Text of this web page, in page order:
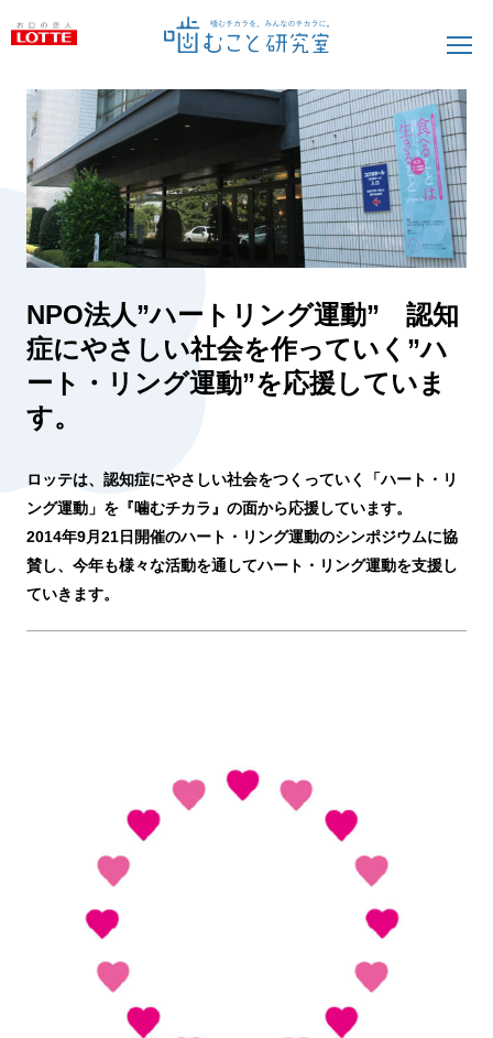
NPO法人”ハートリング運動” 認知
症にやさしい社会を作っていく”ハ
ート・リング運動”を応援していま
す。
ロッテは、認知症にやさしい社会をつくっていく「ハート・リ
ング運動」を『噛むチカラ』の面から応援しています。
2014年9月21日開催のハート・リング運動のシンポジウムに協
賛し、今年も様々な活動を通してハート・リング運動を支援し
ていきます。